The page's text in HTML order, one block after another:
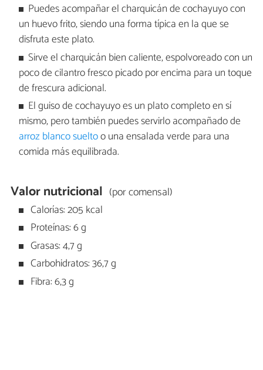
Puedes acompañar el charquicán de cochayuyo con
un huevo frito, siendo una forma típica en la que se
disfruta este plato.
Sirve el charquicán bien caliente, espolvoreado con un
poco de cilantro fresco picado por encima para un toque
de frescura adicional.
El guiso de cochayuyo es un plato completo en sí
mismo, pero también puedes servirlo acompañado de
arroz blanco sueltoo una ensalada verde para una
comida más equilibrada.
Valor nutricional (por comensal)
Calorías: 205 kcal
Proteínas: 6 g
Grasas: 4,7 g
Carbohidratos: 36,7 g
Fibra: 6,3 g